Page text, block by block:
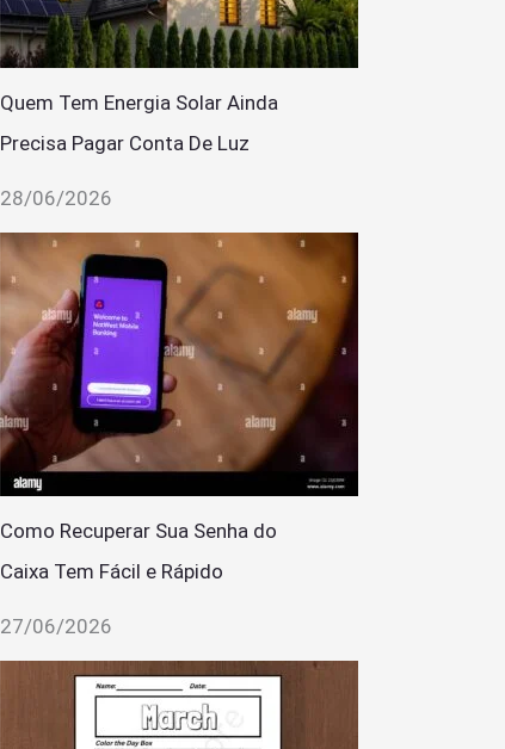
Quem Tem Energia Solar Ainda
Precisa Pagar Conta De Luz
28/06/2026
Como Recuperar Sua Senha do
Caixa Tem Fácil e Rápido
27/06/2026